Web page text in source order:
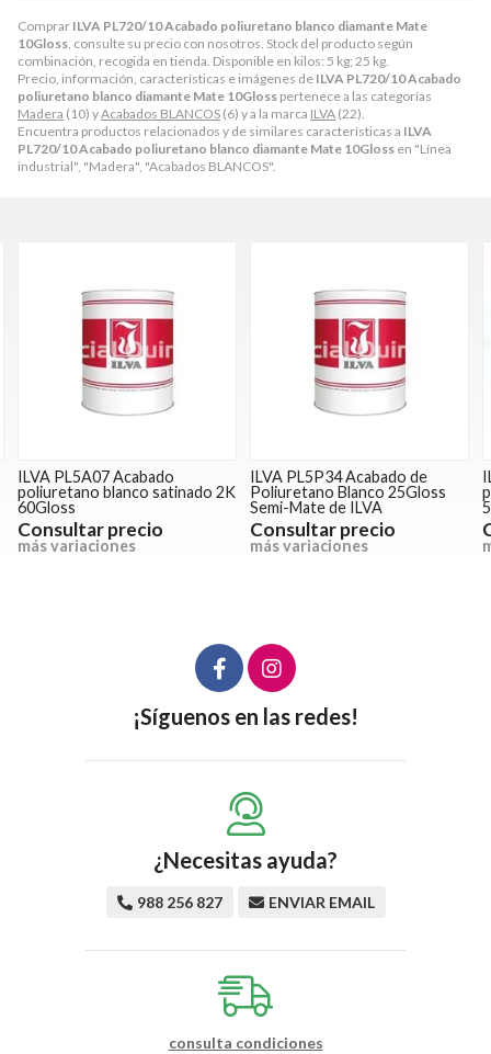
Comprar ILVA PL720/10 Acabado poliuretano blanco diamante Mate
10Gloss , consulte su precio con nosotros. Stock del producto según
combinación, recogida en tienda. Disponible en kilos: 5 kg; 25 kg.
Precio, información, características e imágenes de ILVA PL720/10 Acabado
poliuretano blanco diamante Mate 10Gloss pertenece a las categorías
Madera (10) yAcabados BLANCOS (6) y a la marca ILVA (22).
Encuentra productos relacionados y de similares características a ILVA
PL720/10 Acabado poliuretano blanco diamante Mate 10Gloss en "Línea
industrial", "Madera", "Acabados BLANCOS".
ILVA PL5A07 Acabado
poliuretano blanco satinado 2K
60Gloss
Consultar precio
más variaciones
ILVA PL5P34 Acabado de
Poliuretano Blanco 25Gloss
Semi-Mate de ILVA
Consultar precio
más variaciones
¡Síguenos en las redes!
¿Necesitas ayuda?
988 256 827 ENVIAR EMAIL
consulta condiciones